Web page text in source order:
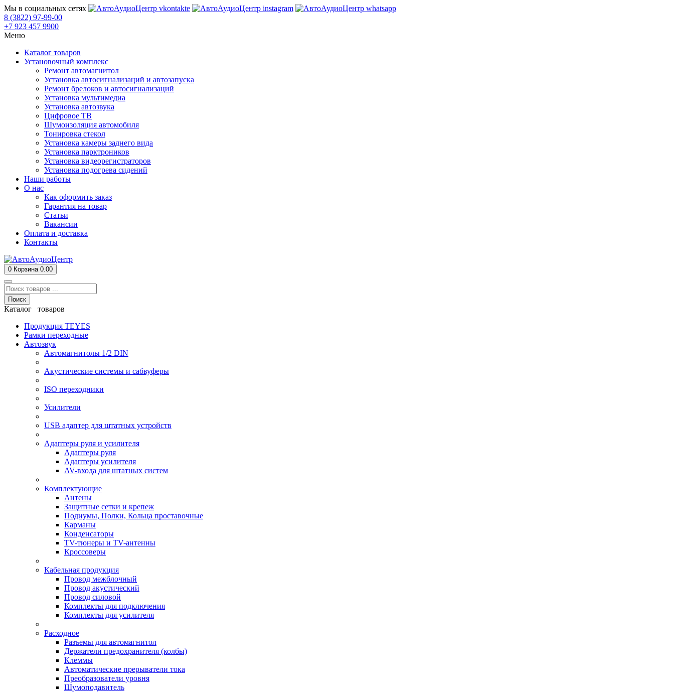
Мы в социальных сетях
8 (3822) 97-99-00
+7 923 457 9900
Меню
Каталог товаров
Установочный комплекс
Ремонт автомагнитол
Установка автосигнализаций и автозапуска
Ремонт брелоков и автосигнализаций
Установка мультимедиа
Установка автозвука
Цифровое ТВ
Шумоизоляция автомобиля
Тонировка стекол
Установка камеры заднего вида
Установка парктроников
Установка видеорегистраторов
Установка подогрева сидений
Наши работы
О нас
Как оформить заказ
Гарантия на товар
Статьи
Вакансии
Оплата и доставка
Контакты
0 Корзина 0.00
Поиск
Каталог товаров
Продукция TEYES
Рамки переходные
Автозвук
Автомагнитолы 1/2 DIN
Акустические системы и сабвуферы
ISO переходники
Усилители
USB адаптер для штатных устройств
Адаптеры руля и усилителя
Адаптеры руля
Адаптеры усилителя
AV-входа для штатных систем
Комплектующие
Антены
Защитные сетки и крепеж
Подиумы, Полки, Кольца проставочные
Карманы
Конденсаторы
TV-тюнеры и TV-антенны
Кроссоверы
Кабельная продукция
Провод межблочный
Провод акустический
Провод силовой
Комплекты для подключения
Комплекты для усилителя
Расходное
Разъемы для автомагнитол
Держатели предохранителя (колбы)
Клеммы
Автоматические прерыватели тока
Преобразователи уровня
Шумоподавитель